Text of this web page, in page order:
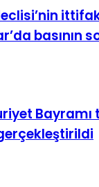
basının
Bayramı